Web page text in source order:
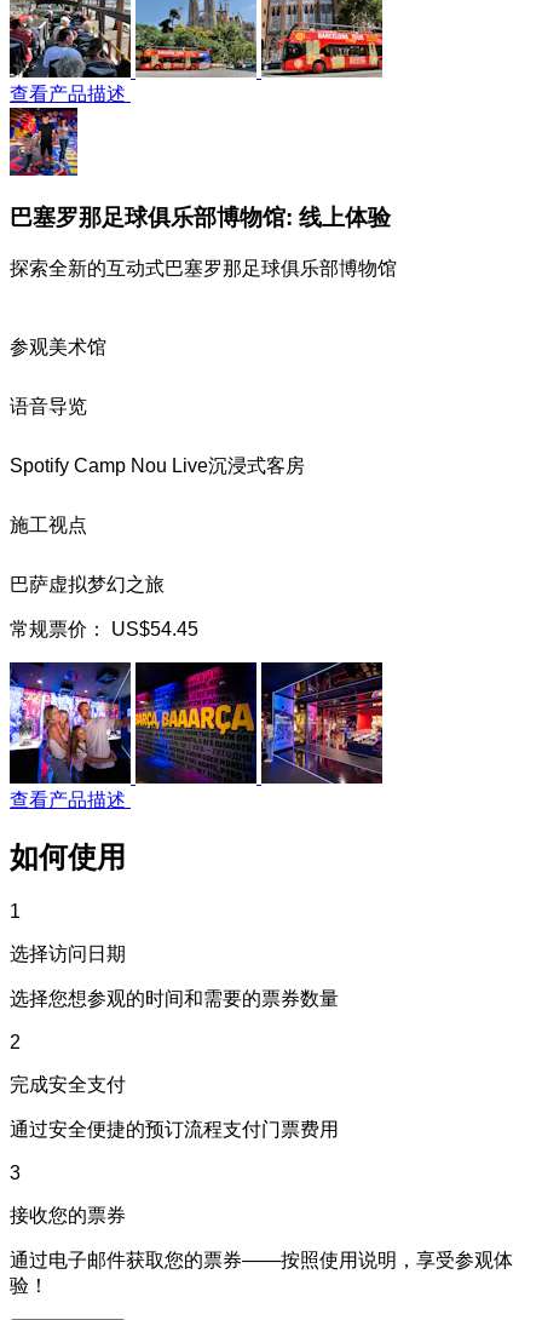
查看产品描述
巴塞罗那足球俱乐部博物馆: 线上体验
探索全新的互动式巴塞罗那足球俱乐部博物馆
参观美术馆
语音导览
Spotify Camp Nou Live沉浸式客房
施工视点
巴萨虚拟梦幻之旅
常规票价： US$54.45
查看产品描述
如何使用
1
选择访问日期
选择您想参观的时间和需要的票券数量
2
完成安全支付
通过安全便捷的预订流程支付门票费用
3
接收您的票券
通过电子邮件获取您的票券——按照使用说明，享受参观体
验！